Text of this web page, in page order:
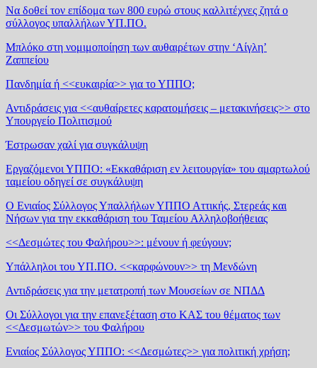
Να δοθεί τον επίδομα των 800 ευρώ στους καλλιτέχνες ζητά ο
σύλλογος υπαλλήλων ΥΠ.ΠΟ.
Μπλόκο στη νομιμοποίηση των αυθαιρέτων στην ‘Αίγλη’
Ζαππείου
Πανδημία ή <<ευκαιρία>> για το ΥΠΠΟ;
Αντιδράσεις για <<αυθαίρετες καρατομήσεις – μετακινήσεις>> στο
Υπουργείο Πολιτισμού
Έστρωσαν χαλί για συγκάλυψη
Εργαζόμενοι ΥΠΠΟ: «Εκκαθάριση εν λειτουργία» του αμαρτωλού
ταμείου οδηγεί σε συγκάλυψη
Ο Ενιαίος Σύλλογος Υπαλλήλων ΥΠΠΟ Αττικής, Στερεάς και
Νήσων για την εκκαθάριση του Ταμείου Αλληλοβοήθειας
<<Δεσμώτες του Φαλήρου>>: μένουν ή φεύγουν;
Υπάλληλοι του ΥΠ.ΠΟ. <<καρφώνουν>> τη Μενδώνη
Αντιδράσεις για την μετατροπή των Μουσείων σε ΝΠΔΔ
Οι Σύλλογοι για την επανεξέταση στο ΚΑΣ του θέματος των
<<Δεσμωτών>> του Φαλήρου
Ενιαίος Σύλλογος ΥΠΠΟ: <<Δεσμώτες>> για πολιτική χρήση;